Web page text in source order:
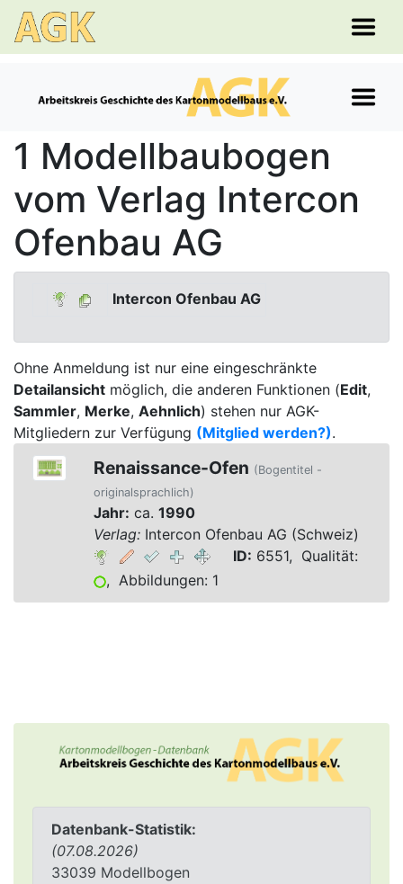
Datenbank-Statistik:
(07.08.2026)
33039 Modellbogen
1 Modellbaubogen
vom Verlag Intercon
Ofenbau AG
Intercon Ofenbau AG
Ohne Anmeldung ist nur eine eingeschränkte
Detailansicht möglich, die anderen Funktionen (Edit,
Sammler, Merke, Aehnlich) stehen nur AGK-
Mitgliedern zur Verfügung (Mitglied werden?).
Renaissance-Ofen (Bogentitel -
originalsprachlich)
Jahr: ca. 1990
Verlag:Intercon Ofenbau AG (Schweiz)
ID: 6551, Qualität:
, Abbildungen: 1